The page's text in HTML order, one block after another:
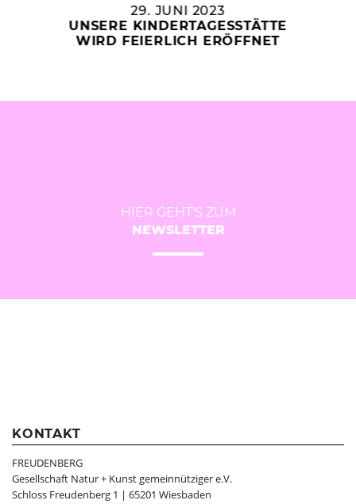
29. JUNI 2023
UNSERE KINDERTAGESSTÄTTE
WIRD FEIERLICH ERÖFFNET
HIER GEHT'S ZUM
NEWSLETTER
KONTAKT
FREUDENBERG
Gesellschaft Natur + Kunst gemeinnütziger e.V.
Schloss Freudenberg 1 | 65201 Wiesbaden